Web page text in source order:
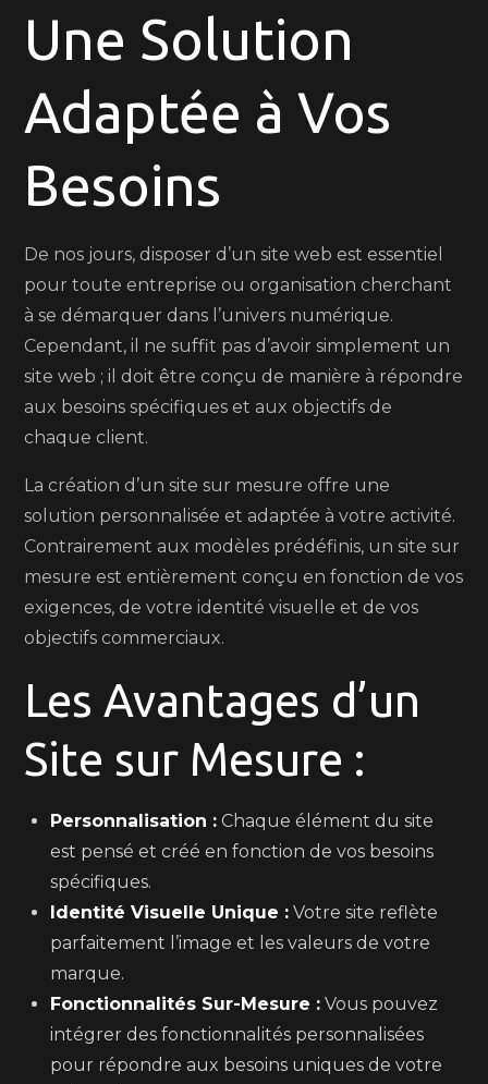
:
Adaptée
Une Solution
Adaptée à Vos
Besoins
De nos jours, disposer d’un site web est essentiel
pour toute entreprise ou organisation cherchant
à se démarquer dans l’univers numérique.
Cependant, il ne suffit pas d’avoir simplement un
site web ; il doit être conçu de manière à répondre
aux besoins spécifiques et aux objectifs de
chaque client.
La création d’un site sur mesure offre une
solution personnalisée et adaptée à votre activité.
Contrairement aux modèles prédéfinis, un site sur
mesure est entièrement conçu en fonction de vos
exigences, de votre identité visuelle et de vos
objectifs commerciaux.
Les Avantages d’un
Site sur Mesure :
Personnalisation : Chaque élément du site
est pensé et créé en fonction de vos besoins
spécifiques.
Identité Visuelle Unique : Votre site reflète
parfaitement l’image et les valeurs de votre
marque.
Fonctionnalités Sur-Mesure : Vous pouvez
intégrer des fonctionnalités personnalisées
pour répondre aux besoins uniques de votre